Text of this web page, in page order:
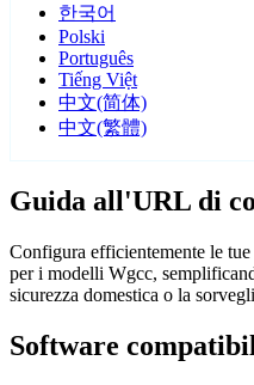
한국어
Polski
Português
Tiếng Việt
中文(简体)
中文(繁體)
Guida all'URL di
Configura efficientemente le
per i modelli Wgcc,
sicurezza domestica o la
Software